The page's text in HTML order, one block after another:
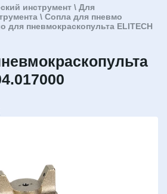
инструмент \ Для
\ Сопла для пневмо
для пневмокраскопульта ELITECH